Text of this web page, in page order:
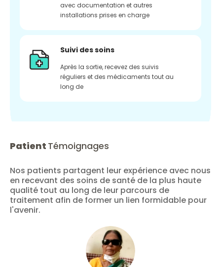
avec documentation et autres
installations prises en charge
Suivi des soins
Après la sortie, recevez des suivis
réguliers et des médicaments tout au
long de
Patient Témoignages
Nos patients partagent leur expérience avec nous
en recevant des soins de santé de la plus haute
qualité tout au long de leur parcours de
traitement afin de former un lien formidable pour
l'avenir.